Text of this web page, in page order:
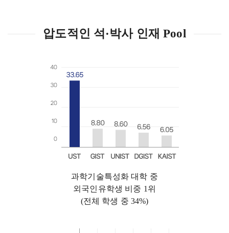
압도적인 석·박사 인재 Pool
과학기술특성화 대학 중
외국인유학생 비중 1위
(전체 학생 중 34%)